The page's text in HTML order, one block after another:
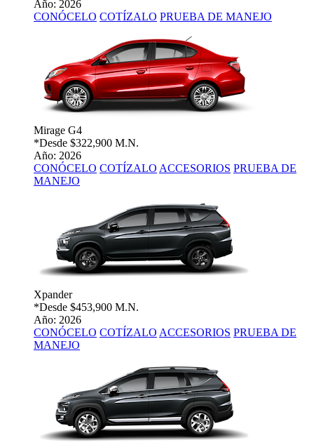
Año: 2026
CONÓCELO COTÍZALO PRUEBA DE MANEJO
Mirage G4
*Desde $322,900 M.N.
Año: 2026
CONÓCELO COTÍZALO ACCESORIOS PRUEBA DE
MANEJO
Xpander
*Desde $453,900 M.N.
Año: 2026
CONÓCELO COTÍZALO ACCESORIOS PRUEBA DE
MANEJO